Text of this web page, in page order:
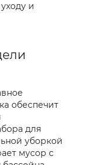
и
обеспечит
для
уборкой
мусор с